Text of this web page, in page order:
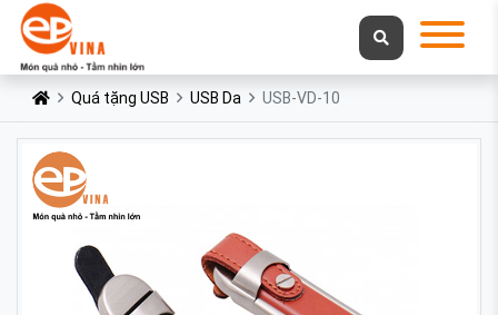
Quá tặng USB USB Da USB-VD-10